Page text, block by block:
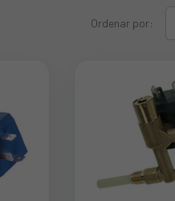
Ordenar por: